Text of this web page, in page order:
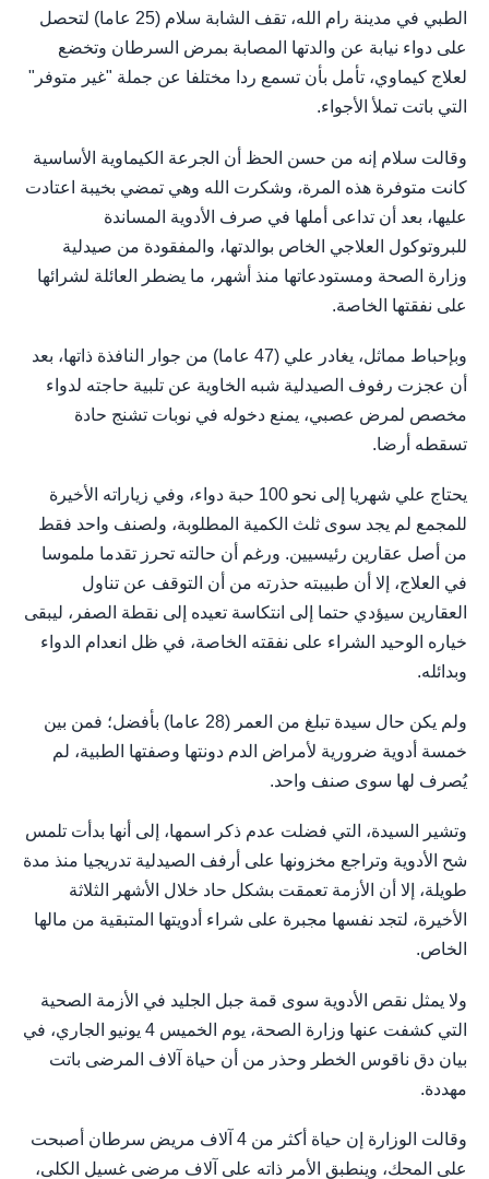
الطبي في مدينة رام الله، تقف الشابة سلام (25 عاما) لتحصل
على دواء نيابة عن والدتها المصابة بمرض السرطان وتخضع
لعلاج كيماوي، تأمل بأن تسمع ردا مختلفا عن جملة "غير متوفر"
التي باتت تملأ الأجواء.
وقالت سلام إنه من حسن الحظ أن الجرعة الكيماوية الأساسية
كانت متوفرة هذه المرة، وشكرت الله وهي تمضي بخيبة اعتادت
عليها، بعد أن تداعى أملها في صرف الأدوية المساندة
للبروتوكول العلاجي الخاص بوالدتها، والمفقودة من صيدلية
وزارة الصحة ومستودعاتها منذ أشهر، ما يضطر العائلة لشرائها
على نفقتها الخاصة.
وبإحباط مماثل، يغادر علي (47 عاما) من جوار النافذة ذاتها، بعد
أن عجزت رفوف الصيدلية شبه الخاوية عن تلبية حاجته لدواء
مخصص لمرض عصبي، يمنع دخوله في نوبات تشنج حادة
تسقطه أرضا.
يحتاج علي شهريا إلى نحو 100 حبة دواء، وفي زياراته الأخيرة
للمجمع لم يجد سوى ثلث الكمية المطلوبة، ولصنف واحد فقط
من أصل عقارين رئيسيين. ورغم أن حالته تحرز تقدما ملموسا
في العلاج، إلا أن طبيبته حذرته من أن التوقف عن تناول
العقارين سيؤدي حتما إلى انتكاسة تعيده إلى نقطة الصفر، ليبقى
خياره الوحيد الشراء على نفقته الخاصة، في ظل انعدام الدواء
وبدائله.
ولم يكن حال سيدة تبلغ من العمر (28 عاما) بأفضل؛ فمن بين
خمسة أدوية ضرورية لأمراض الدم دونتها وصفتها الطبية، لم
يُصرف لها سوى صنف واحد.
وتشير السيدة، التي فضلت عدم ذكر اسمها، إلى أنها بدأت تلمس
شح الأدوية وتراجع مخزونها على أرفف الصيدلية تدريجيا منذ مدة
طويلة، إلا أن الأزمة تعمقت بشكل حاد خلال الأشهر الثلاثة
الأخيرة، لتجد نفسها مجبرة على شراء أدويتها المتبقية من مالها
الخاص.
ولا يمثل نقص الأدوية سوى قمة جبل الجليد في الأزمة الصحية
التي كشفت عنها وزارة الصحة، يوم الخميس 4 يونيو الجاري، في
بيان دق ناقوس الخطر وحذر من أن حياة آلاف المرضى باتت
مهددة.
وقالت الوزارة إن حياة أكثر من 4 آلاف مريض سرطان أصبحت
على المحك، وينطبق الأمر ذاته على آلاف مرضى غسيل الكلى،